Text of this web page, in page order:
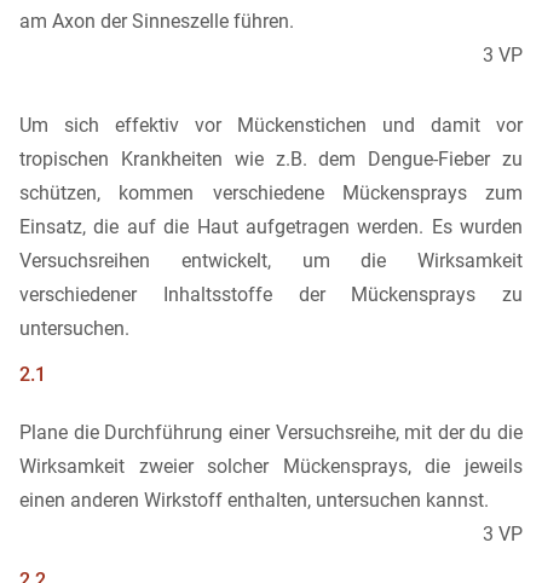
am Axon der Sinneszelle führen.
3 VP
Um sich effektiv vor Mückenstichen und damit vor
tropischen Krankheiten wie z.B. dem Dengue-Fieber zu
schützen, kommen verschiedene Mückensprays zum
Einsatz, die auf die Haut aufgetragen werden. Es wurden
Versuchsreihen entwickelt, um die Wirksamkeit
verschiedener Inhaltsstoffe der Mückensprays zu
untersuchen.
2.1
Plane die Durchführung einer Versuchsreihe, mit der du die
Wirksamkeit zweier solcher Mückensprays, die jeweils
einen anderen Wirkstoff enthalten, untersuchen kannst.
3 VP